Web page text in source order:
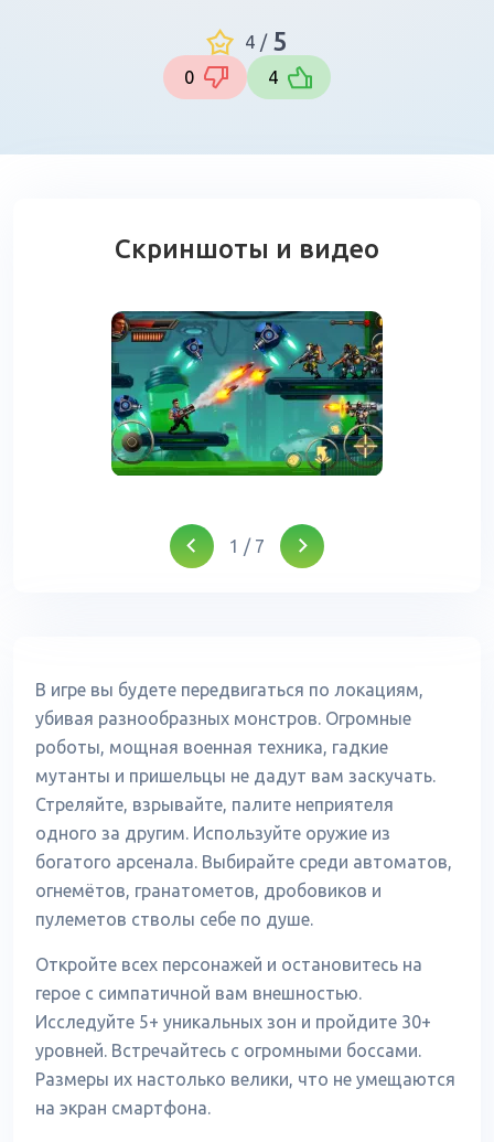
4 / 5
0 4
Скриншоты и видео
1 / 7
В игре вы будете передвигаться по локациям,
убивая разнообразных монстров. Огромные
роботы, мощная военная техника, гадкие
мутанты и пришельцы не дадут вам заскучать.
Стреляйте, взрывайте, палите неприятеля
одного за другим. Используйте оружие из
богатого арсенала. Выбирайте среди автоматов,
огнемётов, гранатометов, дробовиков и
пулеметов стволы себе по душе.
Откройте всех персонажей и остановитесь на
герое с симпатичной вам внешностью.
Исследуйте 5+ уникальных зон и пройдите 30+
уровней. Встречайтесь с огромными боссами.
Размеры их настолько велики, что не умещаются
на экран смартфона.